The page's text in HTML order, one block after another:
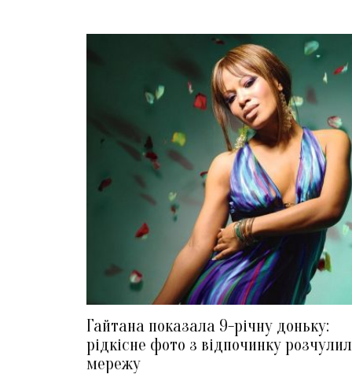
Гайтана показала 9-річну доньку:
рідкісне фото з відпочинку
мережу